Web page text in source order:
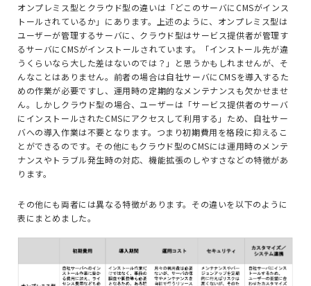
オンプレミス型とクラウド型の違いは「どこのサーバにCMSがインス
トールされているか」にあります。上述のように、オンプレミス型は
ユーザーが管理するサーバに、クラウド型はサービス提供者が管理す
るサーバにCMSがインストールされています。「インストール先が違
うくらいなら大した差はないのでは？」と思うかもしれませんが、そ
んなことはありません。前者の場合は自社サーバにCMSを導入するた
めの作業が必要ですし、運用時の定期的なメンテナンスも欠かせませ
ん。しかしクラウド型の場合、ユーザーは「サービス提供者のサーバ
にインストールされたCMSにアクセスして利用する」ため、自社サー
バへの導入作業は不要となります。つまり初期費用を格段に抑えるこ
とができるのです。その他にもクラウド型のCMSには運用時のメンテ
ナンスやトラブル発生時の対応、機能拡張のしやすさなどの特徴があ
ります。
その他にも両者には異なる特徴があります。その違いを以下のように
表にまとめました。